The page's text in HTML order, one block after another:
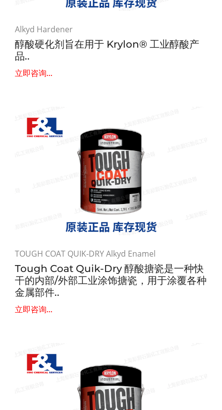
Alkyd Hardener
醇酸硬化剂旨在用于 Krylon® 工业醇酸产
品..
立即咨询...
TOUGH COAT QUIK-DRY Alkyd Enamel
Tough Coat Quik-Dry 醇酸搪瓷是一种快
干的内部/外部工业涂饰搪瓷，用于涂覆各种
金属部件..
立即咨询...